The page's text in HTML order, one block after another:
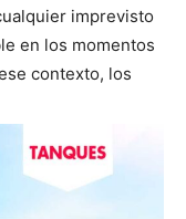
imprevisto
en los momentos
contexto, los